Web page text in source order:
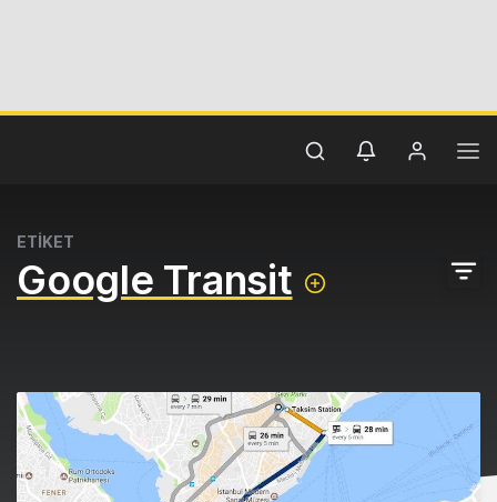
ETİKET
Google Transit